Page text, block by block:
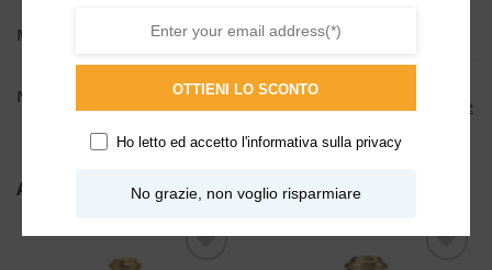
ML 2ml, 30ml
NOTE Dolci,Floreali bianche
Talcate,Vanigliate,Muschiate
ALTRI PRODOTTI DI JEROBOAM
OTTIENI LO SCONTO
Ho letto ed accetto l'informativa sulla privacy
No grazie, non voglio risparmiare